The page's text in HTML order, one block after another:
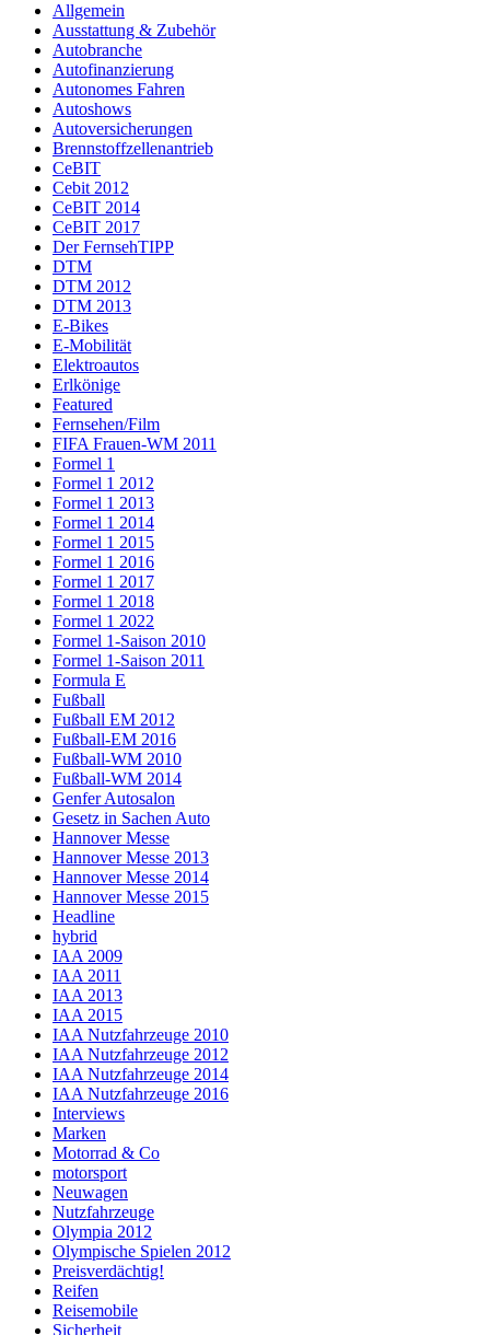
Allgemein
Ausstattung & Zubehör
Autobranche
Autofinanzierung
Autonomes Fahren
Autoshows
Autoversicherungen
Brennstoffzellenantrieb
CeBIT
Cebit 2012
CeBIT 2014
CeBIT 2017
Der FernsehTIPP
DTM
DTM 2012
DTM 2013
E-Bikes
E-Mobilität
Elektroautos
Erlkönige
Featured
Fernsehen/Film
FIFA Frauen-WM 2011
Formel 1
Formel 1 2012
Formel 1 2013
Formel 1 2014
Formel 1 2015
Formel 1 2016
Formel 1 2017
Formel 1 2018
Formel 1 2022
Formel 1-Saison 2010
Formel 1-Saison 2011
Formula E
Fußball
Fußball EM 2012
Fußball-EM 2016
Fußball-WM 2010
Fußball-WM 2014
Genfer Autosalon
Gesetz in Sachen Auto
Hannover Messe
Hannover Messe 2013
Hannover Messe 2014
Hannover Messe 2015
Headline
hybrid
IAA 2009
IAA 2011
IAA 2013
IAA 2015
IAA Nutzfahrzeuge 2010
IAA Nutzfahrzeuge 2012
IAA Nutzfahrzeuge 2014
IAA Nutzfahrzeuge 2016
Interviews
Marken
Motorrad & Co
motorsport
Neuwagen
Nutzfahrzeuge
Olympia 2012
Olympische Spielen 2012
Preisverdächtig!
Reifen
Reisemobile
Sicherheit